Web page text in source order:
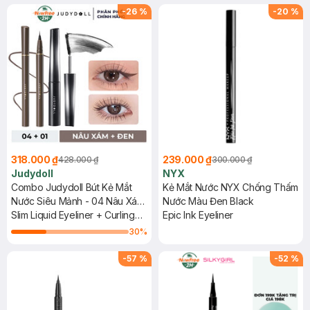
-26 %
318.000 ₫428.000 ₫
Judydoll
Combo Judydoll Bút Kẻ Mắt
Nước Siêu Mảnh - 04 Nâu Xám
(Mới) 0.4g + Mascara Đầu Siêu
Cong 6 Độ - 01 Đen (Mới) 3g
Slim Liquid Eyeliner + Curling
Iron Mascara - 6° Curling
30%
-20 %
239.000 ₫300.000 ₫
NYX
Kẻ Mắt Nước NYX Chống Thấm
Nước Màu Đen Black
Epic Ink Eyeliner
-57 % -52 %